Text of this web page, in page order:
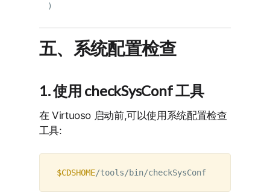
五、系统配置检查
1. 使用 checkSysConf 工具
在 Virtuoso 启动前,可以使用系统配置检查
工具:
$CDSHOME /tools/bin/checkSysConf